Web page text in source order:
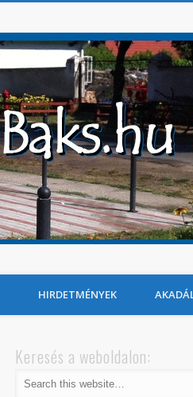
HIRDETMÉNYEK
Keresés a weboldalon: